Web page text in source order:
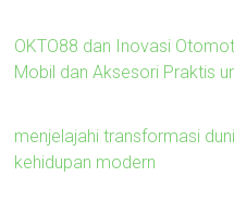
OKTO88 dan Inovasi
Mobil dan Aksesori Praktis
menjelajahi transformasi
kehidupan modern